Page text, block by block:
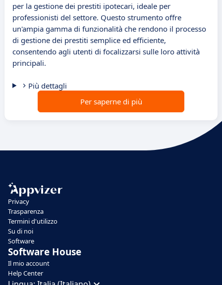
per la gestione dei prestiti ipotecari, ideale per
professionisti del settore. Questo strumento offre
un'ampia gamma di funzionalità che rendono il processo
di gestione dei prestiti semplice ed efficiente,
consentendo agli utenti di focalizzarsi sulle loro attività
principali.
Più dettagli
Per saperne di più
Privacy
Trasparenza
Termini d'utilizzo
Su di noi
Software
Software House
Il mio account
Help Center